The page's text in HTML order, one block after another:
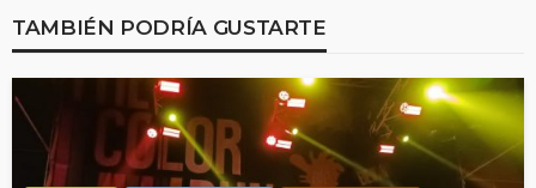
TAMBIÉN PODRÍA GUSTARTE